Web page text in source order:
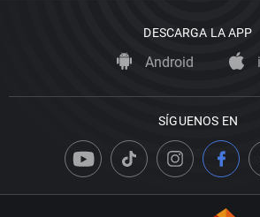
DESCARGA LA APP
Android
SÍGUENOS EN